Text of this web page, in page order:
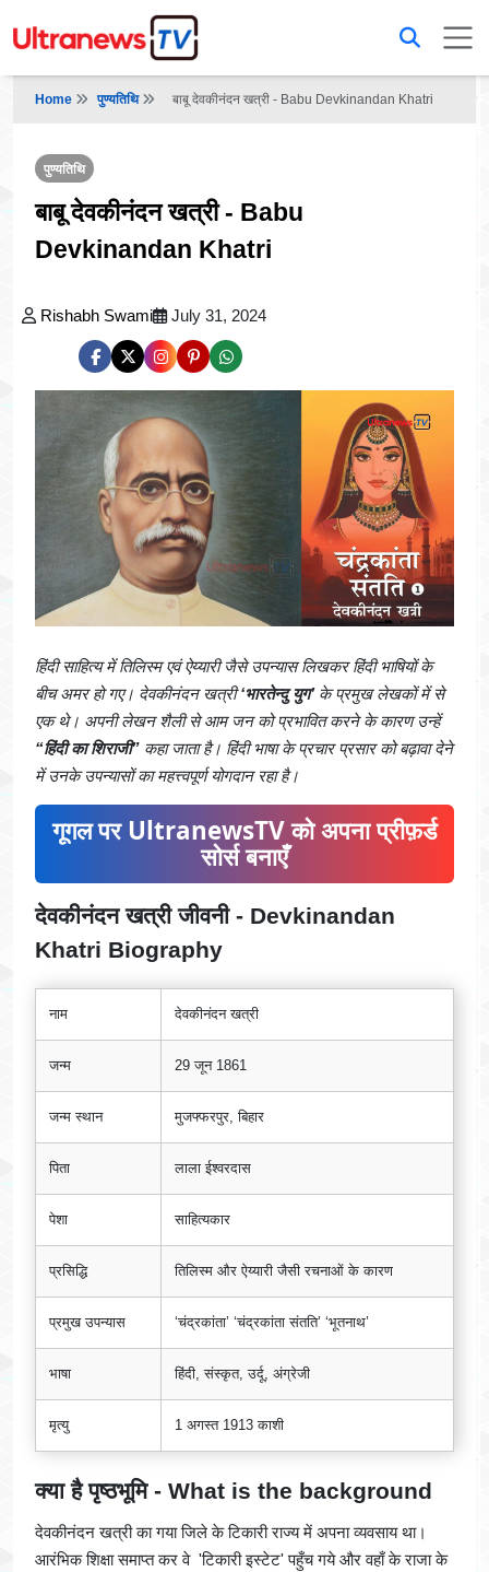
Home पुण्यतिथि बाबू देवकीनंदन खत्री - Babu Devkinandan Khatri
पुण्यतिथि
बाबू देवकीनंदन खत्री - Babu
Devkinandan Khatri
Rishabh Swami July 31, 2024
हिंदी साहित्य में तिलिस्म एवं ऐय्यारी जैसे उपन्यास लिखकर हिंदी भाषियों के
बीच अमर हो गए। देवकीनंदन खत्री‘भारतेन्दु युग’ के प्रमुख लेखकों में से
एक थे। अपनी लेखन शैली से आम जन को प्रभावित करने के कारण उन्हें
“हिंदी का शिराजी” कहा जाता है। हिंदी भाषा के प्रचार प्रसार को बढ़ावा देने
में उनके उपन्यासों का महत्त्वपूर्ण योगदान रहा है।
गूगल पर UltranewsTV को अपना प्रीफ़र्ड
सोर्स बनाएँ
देवकीनंदन खत्री जीवनी - Devkinandan
Khatri Biography
नाम देवकीनंदन खत्री
जन्म 29 जून 1861
जन्म स्थान मुजफ्फरपुर, बिहार
पिता लाला ईश्वरदास
पेशा साहित्यकार
प्रसिद्धि तिलिस्म और ऐय्यारी जैसी रचनाओं के कारण
प्रमुख उपन्यास ‘चंद्रकांता’ ‘चंद्रकांता संतति’ ‘भूतनाथ’
भाषा हिंदी, संस्कृत, उर्दू, अंग्रेजी
मृत्यु 1 अगस्त 1913 काशी
क्या है पृष्ठभूमि - What is the background
देवकीनंदन खत्री का गया जिले के टिकारी राज्य में अपना व्यवसाय था।
आरंभिक शिक्षा समाप्त कर वे 'टिकारी इस्टेट' पहुँच गये और वहाँ के राजा के